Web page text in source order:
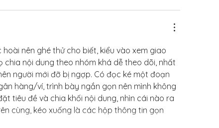
nên ghé thử cho biết, kiểu vào xem giao
chia nội dung theo nhóm khá dễ theo dõi, nhất
người mới đỡ bị ngợp. Có đọc ké một đoạn
hàng/ví, trình bày ngắn gọn nên mình không
tiêu đề và chia khối nội dung, nhìn cái nào ra
cùng, kéo xuống là các hộp thông tin gọn